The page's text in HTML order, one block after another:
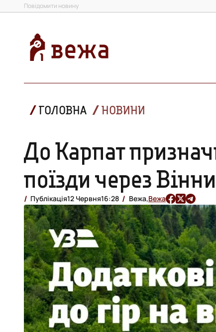
Повідомити новину
ГОЛОВНА НОВИНИ
До Карпат
поїзди через
Публікація12 Червня16:28 Вежа,Вежа